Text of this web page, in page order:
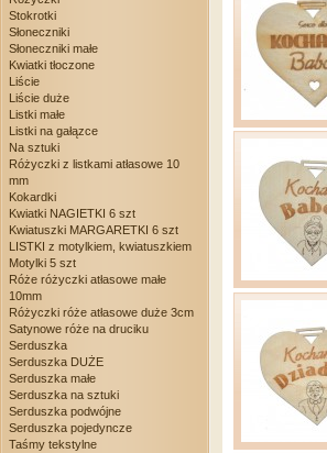
Stokrotki
Słoneczniki
Słoneczniki małe
Kwiatki tłoczone
Liście
Liście duże
Listki małe
Listki na gałązce
Na sztuki
Różyczki z listkami atłasowe 10
mm
Kokardki
Kwiatki NAGIETKI 6 szt
Kwiatuszki MARGARETKI 6 szt
LISTKI z motylkiem, kwiatuszkiem
Motylki 5 szt
Róże różyczki atłasowe małe
10mm
Różyczki róże atłasowe duże 3cm
Satynowe róże na druciku
Serduszka
Serduszka DUŻE
Serduszka małe
Serduszka na sztuki
Serduszka podwójne
Serduszka pojedyncze
Taśmy tekstylne